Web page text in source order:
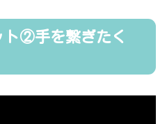
ト②手を繋ぎたく